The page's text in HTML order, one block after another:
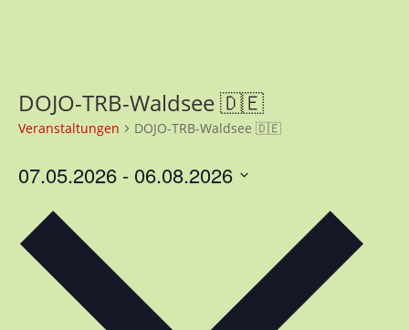
DOJO-TRB-Waldsee 🇩🇪
Veranstaltungen DOJO-TRB-Waldsee 🇩🇪
07.05.2026 - 06.08.2026
wählen.